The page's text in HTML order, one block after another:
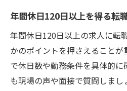
年間休日120日以上を得る転
年間休日120日以上の求人に転
かのポイントを押さえることが
で休日数や勤務条件を具体的
も現場の声や面接で質問しまし